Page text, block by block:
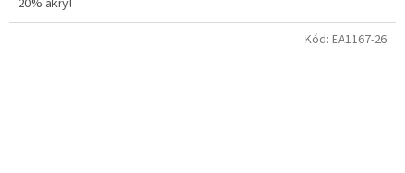
20% akryl
Kód: EA1167-26